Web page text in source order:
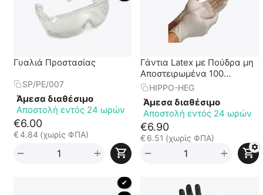
Γυαλιά Προστασίας
SP/PE/007
Άμεσα διαθέσιμο
Αποστολή εντός 24 ωρών
€6.00
€4.84 (χωρίς ΦΠΑ)
+
−
Γάντια Latex με Πούδρα μη
Αποστειρωμένα 100
Τεμάχια (Επιλέξτε Μέγεθος)
HIPPO-HEG
Άμεσα διαθέσιμο
Αποστολή εντός 24 ωρών
€6.90
€6.51 (χωρίς ΦΠΑ)
+
−
✔